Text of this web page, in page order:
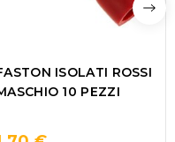
ISOLATI ROSSI
10 PEZZI